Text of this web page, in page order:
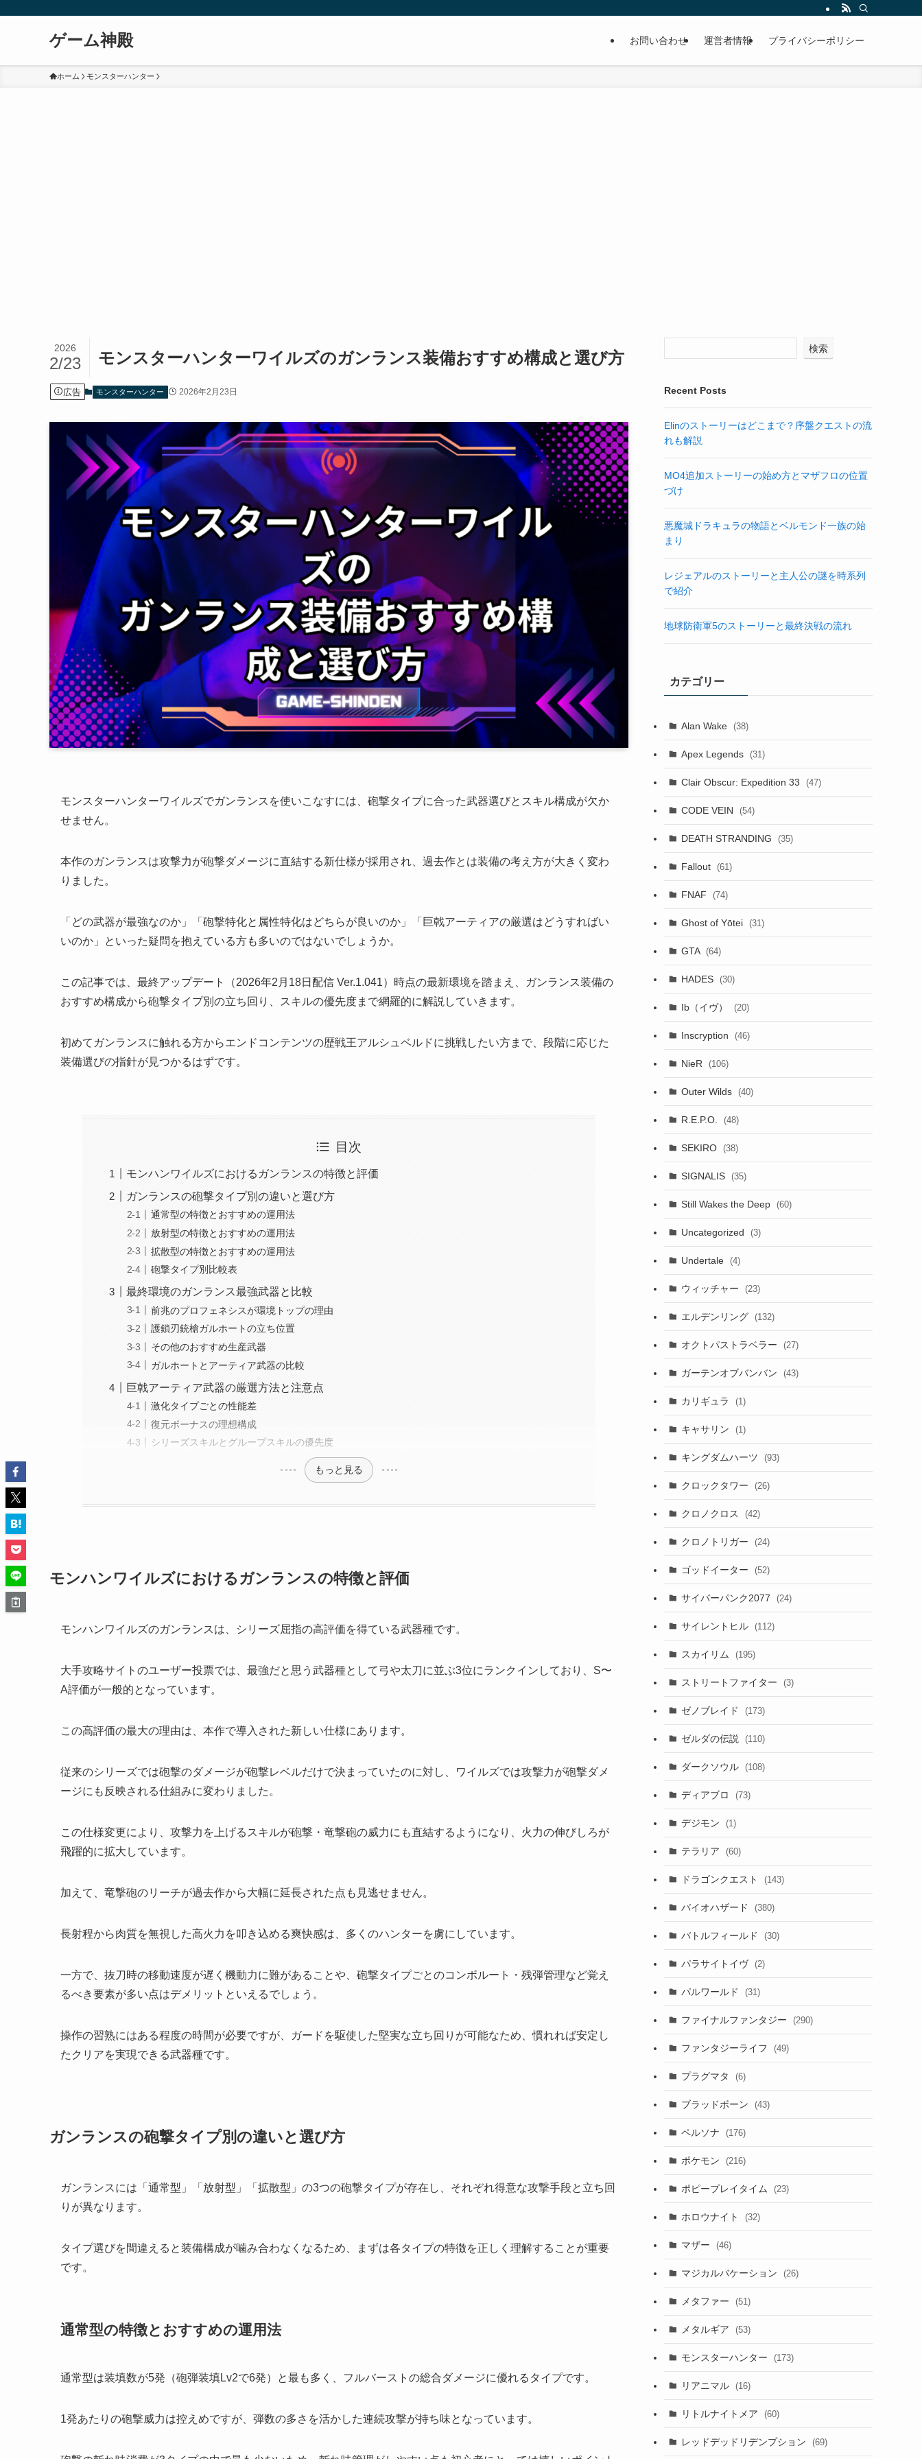
ゲーム神殿 お問い合わせ 運営者情報 プライバシーポリシー
ホーム モンスターハンター
モンスターハンターワイルズのガンランス装備おすすめ構成と選び方
2026
2/23
広告 モンスターハンター 2026年2月23日
モンスターハンターワイルズでガンランスを使いこなすには、砲撃タイプに合った武器選びとスキル構成が欠か
せません。
本作のガンランスは攻撃力が砲撃ダメージに直結する新仕様が採用され、過去作とは装備の考え方が大きく変わ
りました。
「どの武器が最強なのか」「砲撃特化と属性特化はどちらが良いのか」「巨戟アーティアの厳選はどうすればい
いのか」といった疑問を抱えている方も多いのではないでしょうか。
この記事では、最終アップデート（2026年2月18日配信 Ver.1.041）時点の最新環境を踏まえ、ガンランス装備の
おすすめ構成から砲撃タイプ別の立ち回り、スキルの優先度まで網羅的に解説していきます。
初めてガンランスに触れる方からエンドコンテンツの歴戦王アルシュベルドに挑戦したい方まで、段階に応じた
装備選びの指針が見つかるはずです。
目次
モンハンワイルズにおけるガンランスの特徴と評価
ガンランスの砲撃タイプ別の違いと選び方
通常型の特徴とおすすめの運用法
放射型の特徴とおすすめの運用法
拡散型の特徴とおすすめの運用法
砲撃タイプ別比較表
最終環境のガンランス最強武器と比較
前兆のプロフェネシスが環境トップの理由
護鎖刃銃槍ガルホートの立ち位置
その他のおすすめ生産武器
ガルホートとアーティア武器の比較
巨戟アーティア武器の厳選方法と注意点
激化タイプごとの性能差
復元ボーナスの理想構成
シリーズスキルとグループスキルの優先度
もっと見る
モンハンワイルズにおけるガンランスの特徴と評価
モンハンワイルズのガンランスは、シリーズ屈指の高評価を得ている武器種です。
大手攻略サイトのユーザー投票では、最強だと思う武器種として弓や太刀に並ぶ3位にランクインしており、S〜
A評価が一般的となっています。
この高評価の最大の理由は、本作で導入された新しい仕様にあります。
従来のシリーズでは砲撃のダメージが砲撃レベルだけで決まっていたのに対し、ワイルズでは攻撃力が砲撃ダメ
ージにも反映される仕組みに変わりました。
この仕様変更により、攻撃力を上げるスキルが砲撃・竜撃砲の威力にも直結するようになり、火力の伸びしろが
飛躍的に拡大しています。
加えて、竜撃砲のリーチが過去作から大幅に延長された点も見逃せません。
長射程から肉質を無視した高火力を叩き込める爽快感は、多くのハンターを虜にしています。
一方で、抜刀時の移動速度が遅く機動力に難があることや、砲撃タイプごとのコンボルート・残弾管理など覚え
るべき要素が多い点はデメリットといえるでしょう。
操作の習熟にはある程度の時間が必要ですが、ガードを駆使した堅実な立ち回りが可能なため、慣れれば安定し
たクリアを実現できる武器種です。
ガンランスの砲撃タイプ別の違いと選び方
ガンランスには「通常型」「放射型」「拡散型」の3つの砲撃タイプが存在し、それぞれ得意な攻撃手段と立ち回
りが異なります。
タイプ選びを間違えると装備構成が噛み合わなくなるため、まずは各タイプの特徴を正しく理解することが重要
です。
通常型の特徴とおすすめの運用法
通常型は装填数が5発（砲弾装填Lv2で6発）と最も多く、フルバーストの総合ダメージに優れるタイプです。
1発あたりの砲撃威力は控えめですが、弾数の多さを活かした連続攻撃が持ち味となっています。
検索
Recent Posts
Elinのストーリーはどこまで？序盤クエストの流
れも解説
MO4追加ストーリーの始め方とマザフロの位置
づけ
悪魔城ドラキュラの物語とベルモンド一族の始
まり
レジェアルのストーリーと主人公の謎を時系列
で紹介
地球防衛軍5のストーリーと最終決戦の流れ
カテゴリー
Alan Wake (38)
Apex Legends (31)
Clair Obscur: Expedition 33 (47)
CODE VEIN (54)
DEATH STRANDING (35)
Fallout (61)
FNAF (74)
Ghost of Yōtei (31)
GTA (64)
HADES (30)
Ib（イヴ） (20)
Inscryption (46)
NieR (106)
Outer Wilds (40)
R.E.P.O. (48)
SEKIRO (38)
SIGNALIS (35)
Still Wakes the Deep (60)
Uncategorized (3)
Undertale (4)
ウィッチャー (23)
エルデンリング (132)
オクトパストラベラー (27)
ガーテンオブバンバン (43)
カリギュラ (1)
キャサリン (1)
キングダムハーツ (93)
クロックタワー (26)
クロノクロス (42)
クロノトリガー (24)
ゴッドイーター (52)
サイバーパンク2077 (24)
サイレントヒル (112)
スカイリム (195)
ストリートファイター (3)
ゼノブレイド (173)
ゼルダの伝説 (110)
ダークソウル (108)
ディアブロ (73)
デジモン (1)
テラリア (60)
ドラゴンクエスト (143)
バイオハザード (380)
バトルフィールド (30)
パラサイトイヴ (2)
パルワールド (31)
ファイナルファンタジー (290)
ファンタジーライフ (49)
プラグマタ (6)
ブラッドボーン (43)
ペルソナ (176)
ポケモン (216)
ポピープレイタイム (23)
ホロウナイト (32)
マザー (46)
マジカルバケーション (26)
メタファー (51)
メタルギア (53)
モンスターハンター (173)
リアニマル (16)
リトルナイトメア (60)
レッドデッドリデンプション (69)